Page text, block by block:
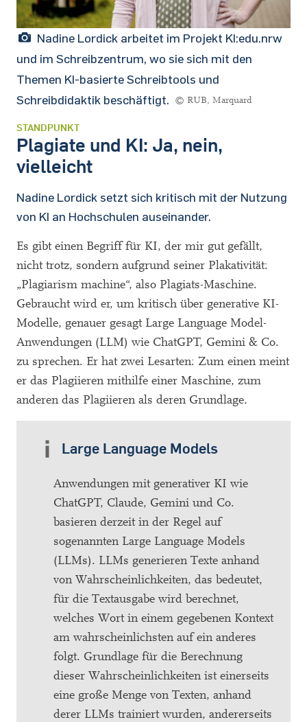
Nadine Lordick arbeitet im Projekt KI:edu.nrw
und im Schreibzentrum, wo sie sich mit den
Themen KI-basierte Schreibtools und
Schreibdidaktik beschäftigt.
© RUB, Marquard
STANDPUNKT
Plagiate und KI: Ja, nein,
vielleicht
Nadine Lordick setzt sich kritisch mit der Nutzung
von KI an Hochschulen auseinander.
Es gibt einen Begriff für KI, der mir gut gefällt,
nicht trotz, sondern aufgrund seiner Plakativität:
„Plagiarism machine“, also Plagiats-Maschine.
Gebraucht wird er, um kritisch über generative KI-
Modelle, genauer gesagt Large Language Model-
Anwendungen (LLM) wie ChatGPT, Gemini & Co.
zu sprechen. Er hat zwei Lesarten: Zum einen meint
er das Plagiieren mithilfe einer Maschine, zum
anderen das Plagiieren als deren Grundlage.
Large Language Models
Anwendungen mit generativer KI wie
ChatGPT, Claude, Gemini und Co.
basieren derzeit in der Regel auf
sogenannten Large Language Models
(LLMs). LLMs generieren Texte anhand
von Wahrscheinlichkeiten, das bedeutet,
für die Textausgabe wird berechnet,
welches Wort in einem gegebenen Kontext
am wahrscheinlichsten auf ein anderes
folgt. Grundlage für die Berechnung
dieser Wahrscheinlichkeiten ist einerseits
eine große Menge von Texten, anhand
derer LLMs trainiert wurden, andererseits